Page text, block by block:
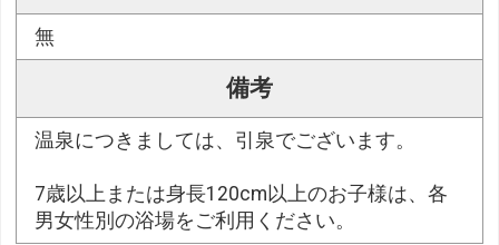
無
備考
温泉につきましては、引泉でございます。
7歳以上または身長120cm以上のお子様は、各
男女性別の浴場をご利用ください。